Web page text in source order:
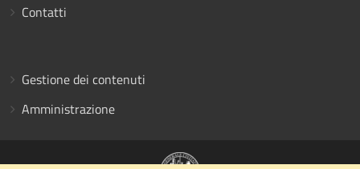
Contatti
Gestione dei contenuti
Amministrazione